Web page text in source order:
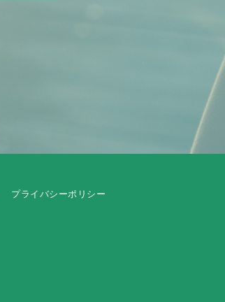
プライバシーポリシー